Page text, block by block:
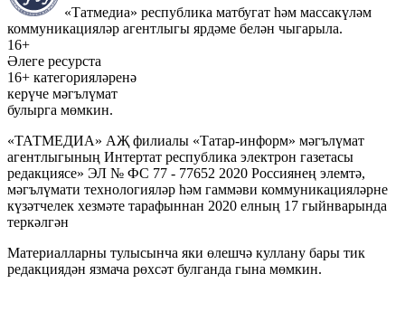
«Татмедиа» республика матбугат һәм массакүләм
коммуникацияләр агентлыгы ярдәме белән чыгарыла.
16+
Әлеге ресурста
16+ категорияләренә
керүче мәгълүмат
булырга мөмкин.
«ТАТМЕДИА» АҖ филиалы «Татар-информ» мәгълүмат
агентлыгының Интертат республика электрон газетасы
редакциясе» ЭЛ № ФС 77 - 77652 2020 Россиянең элемтә,
мәгълүмати технологияләр һәм гаммәви коммуникацияләрне
күзәтчелек хезмәте тарафыннан 2020 елның 17 гыйнварында
теркәлгән
Материалларны тулысынча яки өлешчә куллану бары тик
редакциядән язмача рөхсәт булганда гына мөмкин.